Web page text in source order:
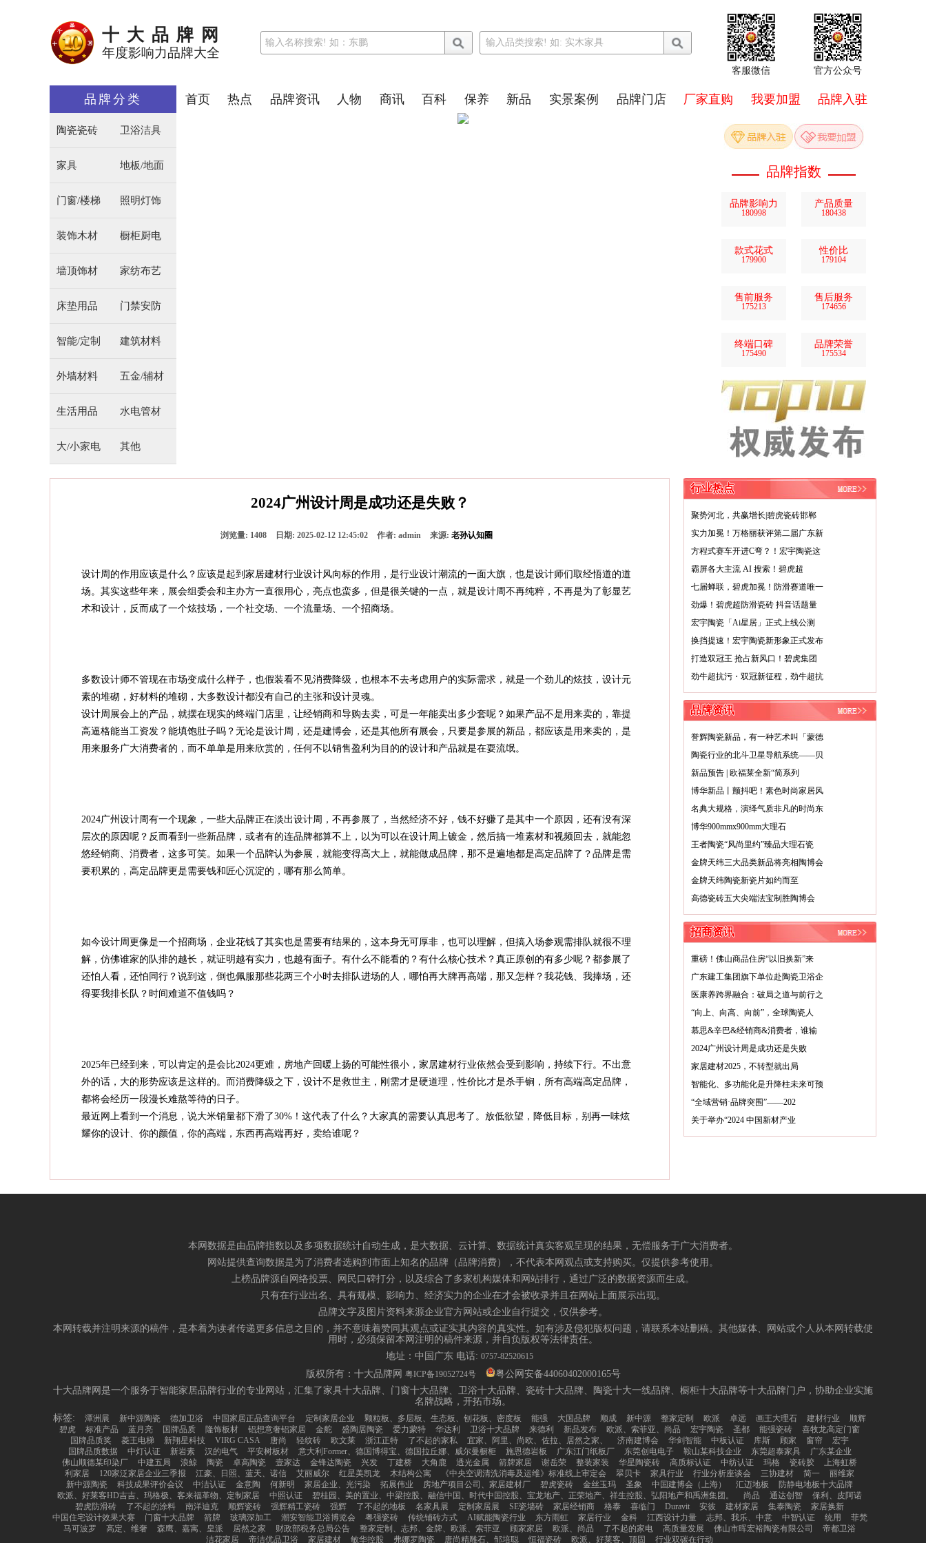
十大品牌网
年度影响力品牌大全
客服微信 官方公众号
品牌分类
陶瓷瓷砖 卫浴洁具
家具 地板/地面
门窗/楼梯 照明灯饰
装饰木材 橱柜厨电
墙顶饰材 家纺布艺
床垫用品 门禁安防
智能/定制 建筑材料
外墙材料 五金/辅材
生活用品 水电管材
大/小家电 其他
首页 热点 品牌资讯 人物 商讯 百科 保养 新品 实景案例 品牌门店 厂家直购 我要加盟 品牌入驻
品牌指数
品牌影响力
180998
产品质量
180438
款式花式
179900
性价比
179104
售前服务
175213
售后服务
174656
终端口碑
175490
品牌荣誉
175534
2024广州设计周是成功还是失败？
浏览量: 1408 日期: 2025-02-12 12:45:02 作者: admin 来源: 老孙认知圈
设计周的作用应该是什么？应该是起到家居建材行业设计风向标的作用，是行业设计潮流的一面大旗，也是设计师们取经悟道的道
场。其实这些年来，展会组委会和主办方一直很用心，亮点也蛮多，但是很关键的一点，就是设计周不再纯粹，不再是为了彰显艺
术和设计，反而成了一个炫技场，一个社交场、一个流量场、一个招商场。
多数设计师不管现在市场变成什么样子，也假装看不见消费降级，也根本不去考虑用户的实际需求，就是一个劲儿的炫技，设计元
素的堆砌，好材料的堆砌，大多数设计都没有自己的主张和设计灵魂。
设计周展会上的产品，就摆在现实的终端门店里，让经销商和导购去卖，可是一年能卖出多少套呢？如果产品不是用来卖的，靠提
高逼格能当工资发？能填饱肚子吗？无论是设计周，还是建博会，还是其他所有展会，只要是参展的新品，都应该是用来卖的，是
用来服务广大消费者的，而不单单是用来欣赏的，任何不以销售盈利为目的的设计和产品就是在耍流氓。
2024广州设计周有一个现象，一些大品牌正在淡出设计周，不再参展了，当然经济不好，钱不好赚了是其中一个原因，还有没有深
层次的原因呢？反而看到一些新品牌，或者有的连品牌都算不上，以为可以在设计周上镀金，然后搞一堆素材和视频回去，就能忽
悠经销商、消费者，这多可笑。如果一个品牌认为参展，就能变得高大上，就能做成品牌，那不是遍地都是高定品牌了？品牌是需
要积累的，高定品牌更是需要钱和匠心沉淀的，哪有那么简单。
如今设计周更像是一个招商场，企业花钱了其实也是需要有结果的，这本身无可厚非，也可以理解，但搞入场参观需排队就很不理
解，仿佛谁家的队排的越长，就证明越有实力，也越有面子。有什么不能看的？有什么核心技术？真正原创的有多少呢？都参展了
还怕人看，还怕同行？说到这，倒也佩服那些花两三个小时去排队进场的人，哪怕再大牌再高端，那又怎样？我花钱、我捧场，还
得要我排长队？时间难道不值钱吗？
2025年已经到来，可以肯定的是会比2024更难，房地产回暖上扬的可能性很小，家居建材行业依然会受到影响，持续下行。不出意
外的话，大的形势应该是这样的。而消费降级之下，设计不是救世主，刚需才是硬道理，性价比才是杀手锏，所有高端高定品牌，
都将会经历一段漫长难熬等待的日子。
最近网上看到一个消息，说大米销量都下滑了30%！这代表了什么？大家真的需要认真思考了。放低欲望，降低目标，别再一味炫
耀你的设计、你的颜值，你的高端，东西再高端再好，卖给谁呢？
行业热点
聚势河北，共赢增长|碧虎瓷砖邯郸
实力加冕！万格丽获评第二届广东新
方程式赛车开进C弯？！宏宇陶瓷这
霸屏各大主流 AI 搜索！碧虎超
七届蝉联，碧虎加冕！防滑赛道唯一
劲爆！碧虎超防滑瓷砖 抖音话题量
宏宇陶瓷「Ai星居」正式上线公测
换挡提速！宏宇陶瓷新形象正式发布
打造双冠王 抢占新风口！碧虎集团
劲牛超抗污・双冠新征程，劲牛超抗
品牌资讯
誉辉陶瓷新品，有一种艺术叫「蒙德
陶瓷行业的北斗卫星导航系统——贝
新品预告 | 欧福莱全新“简系列
博华新品丨颤抖吧！素色时尚家居风
名典大规格，演绎气质非凡的时尚东
博华900mmx900mm大理石
王者陶瓷“风尚里约”臻品大理石瓷
金牌天纬三大品类新品将亮相陶博会
金牌天纬陶瓷新瓷片如约而至
高德瓷砖五大尖端法宝制胜陶博会
招商资讯
重磅！佛山商品住房“以旧换新”来
广东建工集团旗下单位赴陶瓷卫浴企
医康养跨界融合：破局之道与前行之
“向上、向高、向前”，全球陶瓷人
慕思&辛巴&经销商&消费者，谁输
2024广州设计周是成功还是失败
家居建材2025，不转型就出局
智能化、多功能化是升降柱未来可预
“全域营销·品牌突围”——202
关于举办“2024 中国新材产业
本网数据是由品牌指数以及多项数据统计自动生成，是大数据、云计算、数据统计真实客观呈现的结果，无偿服务于广大消费者。
网站提供查询数据是为了消费者选购到市面上知名的品牌（品牌消费），不代表本网观点或支持购买。仅提供参考使用。
上榜品牌源自网络投票、网民口碑打分，以及综合了多家机构媒体和网站排行，通过广泛的数据资源而生成。
只有在行业出名、具有规模、影响力、经济实力的企业在才会被收录并且在网站上面展示出现。
品牌文字及图片资料来源企业官方网站或企业自行提交，仅供参考。
本网转载并注明来源的稿件，是本着为读者传递更多信息之目的，并不意味着赞同其观点或证实其内容的真实性。如有涉及侵犯版权问题，请联系本站删稿。其他媒体、网站或个人从本网转载使
用时，必须保留本网注明的稿件来源，并自负版权等法律责任。
地址：中国广东 电话: 0757-82520615
版权所有：十大品牌网 粤ICP备19052724号
粤公网安备44060402000165号
十大品牌网是一个服务于智能家居品牌行业的专业网站，汇集了家具十大品牌、门窗十大品牌、卫浴十大品牌、瓷砖十大品牌、陶瓷十大一线品牌、橱柜十大品牌等十大品牌门户，协助企业实施
名牌战略，开拓市场。
标签:
潭洲展 新中源陶瓷 德加卫浴 中国家居正品查询平台 定制家居企业 颗粒板、多层板、生态板、刨花板、密度板 能强 大国品牌 顺成 新中源 整家定制 欧派 卓远 画王大理石 建材行业
顺辉
碧虎
标准产品 蓝月亮 国牌品质 隆饰板材 铝想意奢铝家居 金舵 盛陶居陶瓷 爱力蒙特 华达利 卫浴十大品牌 来德利 新品发布 欧派、索菲亚、尚品 宏宇陶瓷 圣都 能强瓷砖
喜牧龙高定门窗
国牌品质奖
菱王电梯 新翔星科技 VIRG CASA 唐尚 轻纹砖 欧文莱 浙江正特 了不起的家私 宜家、阿里、尚欧、佐拉、居然之家、 济南建博会 华剑智能 中板认证 库斯 顾家 窗帘
宏宇
国牌品质数据
中灯认证 新岩素 汉的电气 平安树板材 意大利Former、德国博得宝、德国拉丘娜、威尔曼橱柜 施恩德岩板 广东江门纸板厂 东莞创电电子 鞍山某科技企业 东莞超泰家具
广东某企业
佛山顺德某印染厂
中建五局 浪鲸 陶瓷 卓高陶瓷 壹家达 金锋达陶瓷 兴发 丁建桥 大角鹿 透光金属 箭牌家居 谢岳荣 整装家装 华星陶瓷砖 高质标认证 中纺认证 玛格 瓷砖胶
上海虹桥
利家居
120家泛家居企业三季报 江豪、日照、蓝天、诺信 艾丽威尔 红星美凯龙 木结构公寓 《中央空调清洗消毒及运维》标准线上审定会 翠贝卡 家具行业 行业分析座谈会 三协建材 简一
丽维家
新中源陶瓷
科技成果评价会议 中洁认证 金意陶 何新明 家居企业、光污染 拓展伟业 房地产项目公司、家居建材厂 碧虎瓷砖 金丝玉玛 圣象 中国建博会（上海） 汇迈地板
防静电地板十大品牌
欧派、好莱客HD吉吉、玛格极、客来福革物、定制家居
中照认证 碧桂园、美的置业、中梁控股、融信中国、时代中国控股、宝龙地产、正荣地产、祥生控股、弘阳地产和禹洲集团。 尚品 通达创智
保利、皮阿诺
碧虎防滑砖
了不起的涂料 南洋迪克 顺辉瓷砖 强辉精工瓷砖 强辉 了不起的地板 名家具展 定制家居展 SE瓷墙砖 家居经销商 格泰 喜临门 Duravit 安彼 建材家居 集泰陶瓷
家居换新
中国住宅设计效果大赛
门窗十大品牌 箭牌 玻璃深加工 潮安智能卫浴博览会 粤强瓷砖 传统铺砖方式 AI赋能陶瓷行业 东方雨虹 家居行业 金科 江西设计力量 志邦、我乐、中意 中智认证 统用
菲梵
马可波罗
高定、维奢 森鹰、嘉寓、皇派 居然之家 财政部税务总局公告 整家定制、志邦、金牌、欧派、索菲亚 顾家家居 欧派、尚品 了不起的家电 高质量发展 佛山市晖宏裕陶瓷有限公司
帝都卫浴
洁花家居
帝洁优品卫浴 家居建材 敏华控股 弗娜罗陶瓷 唐尚精雕石、邹培聪 恒福瓷砖 欧派、好莱客、顶固 行业双碳在行动